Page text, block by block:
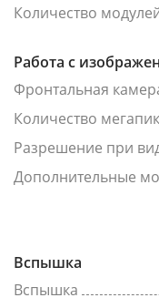
Количество
Работа с
Фронтальная
Количество
Разрешение при
Дополнительные
Вспышка
Вспышка